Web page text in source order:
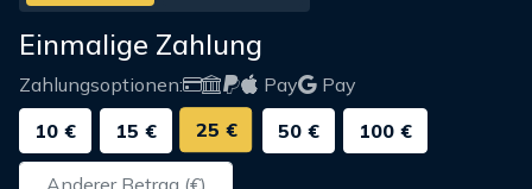
Einmalige Zahlung
Zahlungsoptionen: Pay
Pay
10 €
15 € 25 € 50 € 100 €